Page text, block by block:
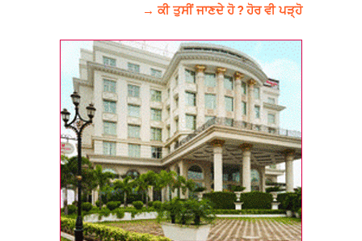
→ ਕੀ ਤੁਸੀਂ ਜਾਣਦੇ ਹੋ ? ਹੋਰ ਵੀ ਪੜ੍ਹੋ